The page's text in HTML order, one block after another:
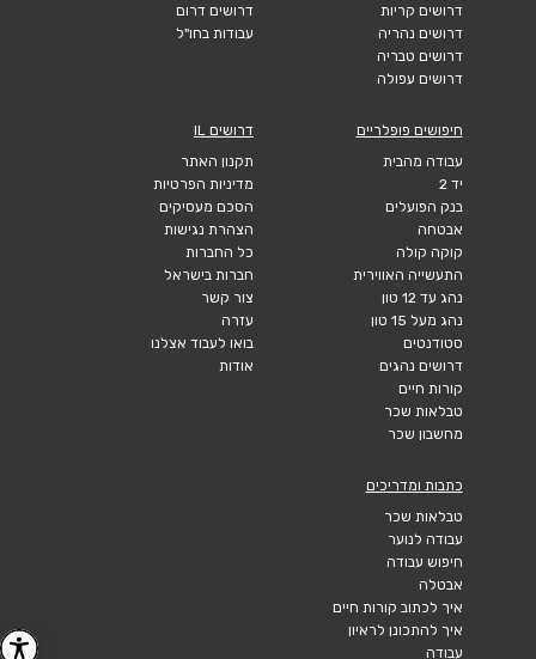
דרושים קריות
דרושים נהריה
דרושים טבריה
דרושים עפולה
דרושים דרום
עבודות בחו"ל
חיפושים פופלריים
עבודה מהבית
יד 2
בנק הפועלים
אבטחה
קוקה קולה
התעשייה האווירית
נהג עד 12 טון
נהג מעל 15 טון
סטודנטים
דרושים נהגים
קורות חיים
טבלאות שכר
מחשבון שכר
דרושים IL
תקנון האתר
מדיניות הפרטיות
הסכם מעסיקים
הצהרת נגישות
כל החברות
חברות בישראל
צור קשר
עזרה
בואו לעבוד אצלנו
אודות
כתבות ומדריכים
טבלאות שכר
עבודה לנוער
חיפוש עבודה
אבטלה
איך לכתוב קורות חיים
איך להתכונן לראיון
עבודה